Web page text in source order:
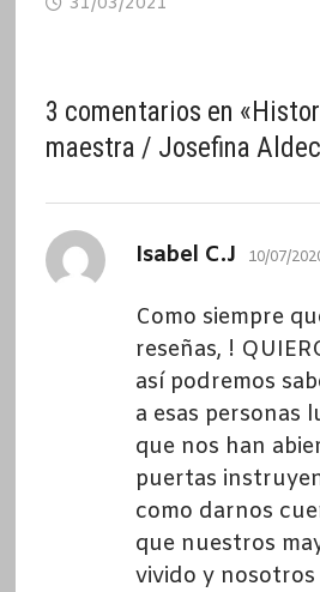
3 comentarios en «
maestra / Josefina
Isabel C.J dice:
10/07/
Como siempre
reseñas, !
así podremos
a esas personas
que nos han
puertas
como darnos
que nuestros
vivido y